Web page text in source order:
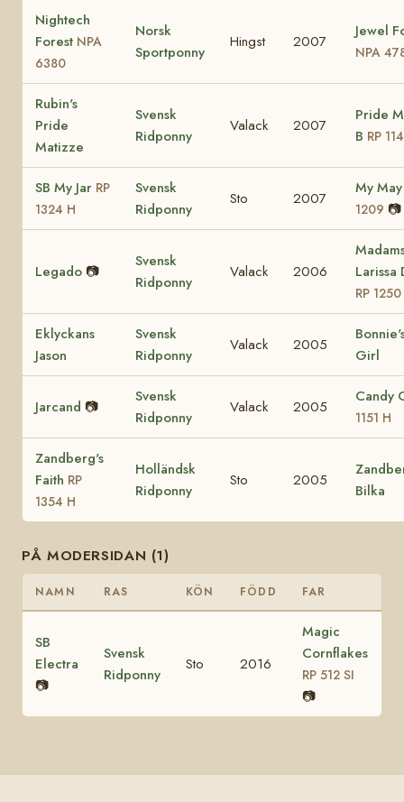
Nightech
Forest NPA
6380
Norsk
Sportponny
Hingst 2007
Jewel
NPA
Rubin's
Pride
Matizze
Svensk
Ridponny
Valack 2007
Pride
B RP
SB My Jar RP
1324 H
Svensk
Ridponny
Sto 2007
My
1209 📷
Legado 📷
Svensk
Ridponny
Valack 2006
Larissa
RP
Eklyckans
Jason
Svensk
Ridponny
Valack 2005
Girl
Jarcand 📷
Svensk
Ridponny
Valack 2005
Candy
1151 H
Zandberg's
Faith RP
1354 H
Holländsk
Ridponny
Sto 2005
Bilka
PÅ MODERSIDAN (1)
NAMN RAS KÖN FÖDD FAR
SB
Electra
📷
Svensk
Ridponny
Sto 2016
Magic
Cornflakes
RP 512 SI
📷